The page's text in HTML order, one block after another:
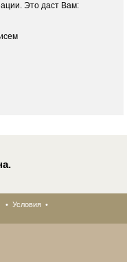
Это даст Вам:
• Условия •